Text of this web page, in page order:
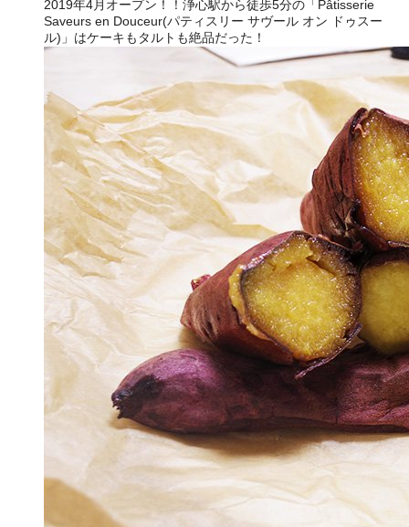
2019年4月オープン！！浄心駅から徒歩5分の「Pâtisserie
Saveurs en Douceur(パティスリー サヴール オン ドゥスー
ル)」はケーキもタルトも絶品だった！